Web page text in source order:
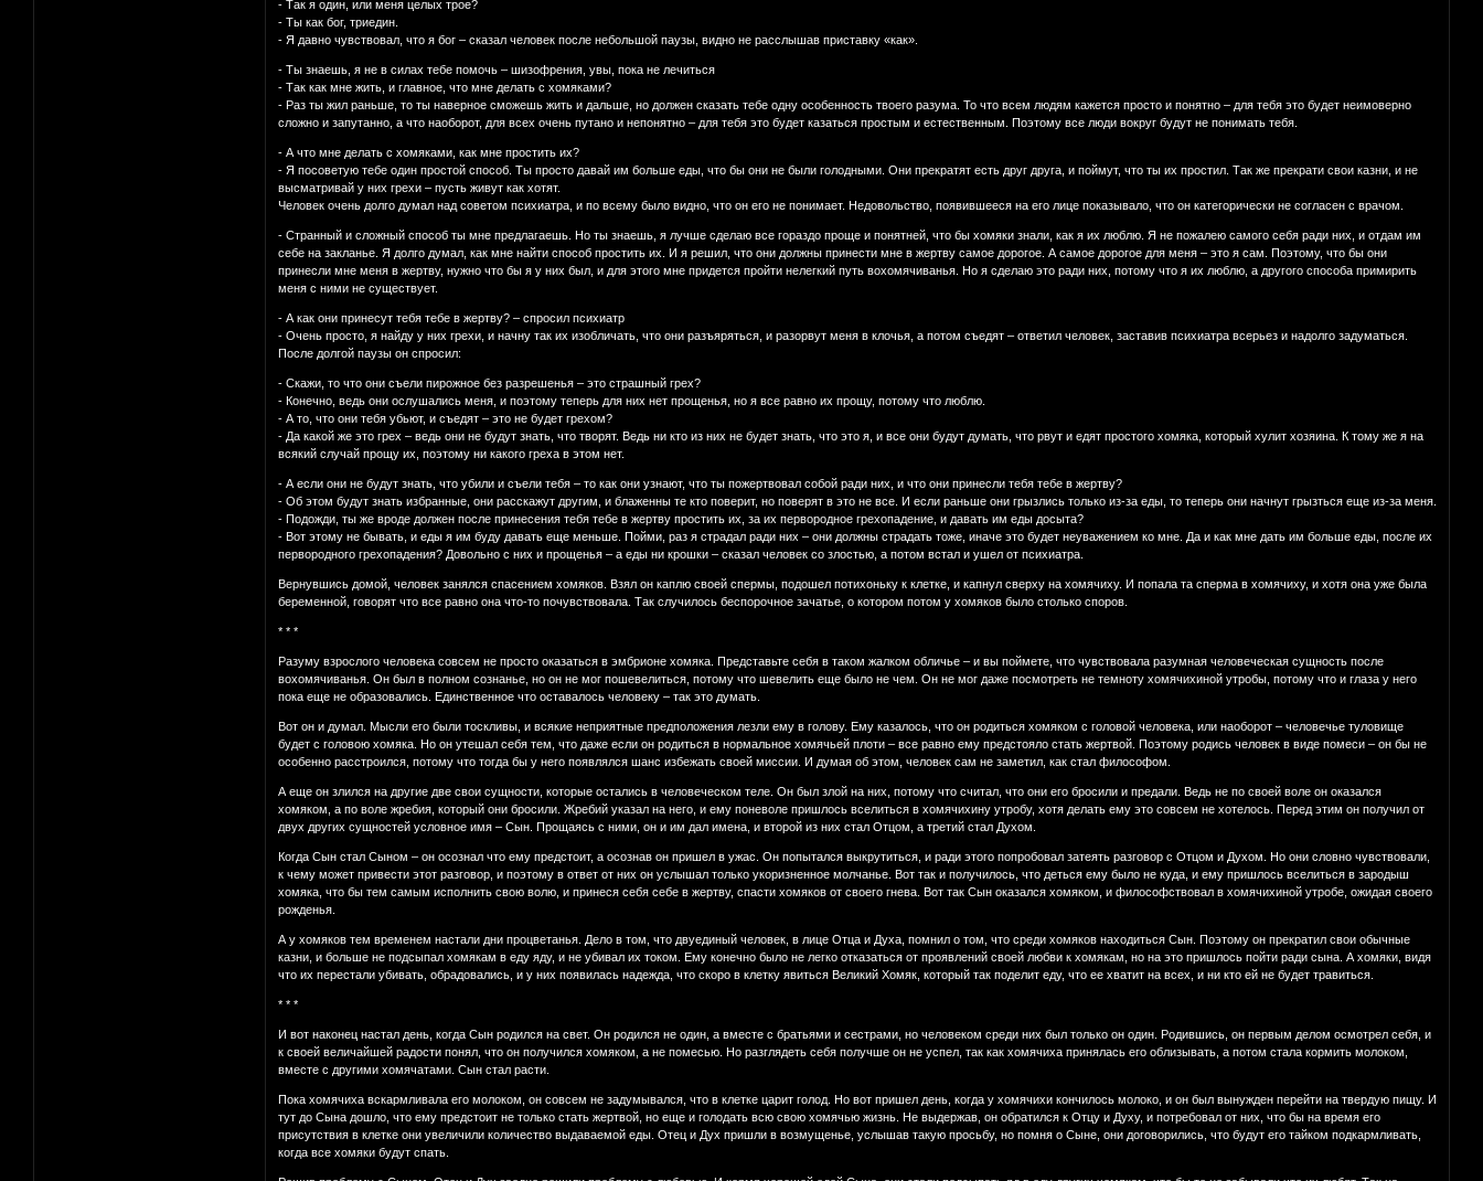
- Так я один, или меня целых трое?
- Ты как бог, триедин.
- Я давно чувствовал, что я бог – сказал человек после небольшой паузы, видно не расслышав приставку «как».
- Ты знаешь, я не в силах тебе помочь – шизофрения, увы, пока не лечиться
- Так как мне жить, и главное, что мне делать с хомяками?
- Раз ты жил раньше, то ты наверное сможешь жить и дальше, но должен сказать тебе одну особенность твоего разума. То что всем людям кажется просто и понятно – для тебя это будет неимоверно
сложно и запутанно, а что наоборот, для всех очень путано и непонятно – для тебя это будет казаться простым и естественным. Поэтому все люди вокруг будут не понимать тебя.
- А что мне делать с хомяками, как мне простить их?
- Я посоветую тебе один простой способ. Ты просто давай им больше еды, что бы они не были голодными. Они прекратят есть друг друга, и поймут, что ты их простил. Так же прекрати свои казни, и не
высматривай у них грехи – пусть живут как хотят.
Человек очень долго думал над советом психиатра, и по всему было видно, что он его не понимает. Недовольство, появившееся на его лице показывало, что он категорически не согласен с врачом.
- Странный и сложный способ ты мне предлагаешь. Но ты знаешь, я лучше сделаю все гораздо проще и понятней, что бы хомяки знали, как я их люблю. Я не пожалею самого себя ради них, и отдам им
себе на закланье. Я долго думал, как мне найти способ простить их. И я решил, что они должны принести мне в жертву самое дорогое. А самое дорогое для меня – это я сам. Поэтому, что бы они
принесли мне меня в жертву, нужно что бы я у них был, и для этого мне придется пройти нелегкий путь вохомячиванья. Но я сделаю это ради них, потому что я их люблю, а другого способа примирить
меня с ними не существует.
- А как они принесут тебя тебе в жертву? – спросил психиатр
- Очень просто, я найду у них грехи, и начну так их изобличать, что они разъяряться, и разорвут меня в клочья, а потом съедят – ответил человек, заставив психиатра всерьез и надолго задуматься.
После долгой паузы он спросил:
- Скажи, то что они съели пирожное без разрешенья – это страшный грех?
- Конечно, ведь они ослушались меня, и поэтому теперь для них нет прощенья, но я все равно их прощу, потому что люблю.
- А то, что они тебя убьют, и съедят – это не будет грехом?
- Да какой же это грех – ведь они не будут знать, что творят. Ведь ни кто из них не будет знать, что это я, и все они будут думать, что рвут и едят простого хомяка, который хулит хозяина. К тому же я на
всякий случай прощу их, поэтому ни какого греха в этом нет.
- А если они не будут знать, что убили и съели тебя – то как они узнают, что ты пожертвовал собой ради них, и что они принесли тебя тебе в жертву?
- Об этом будут знать избранные, они расскажут другим, и блаженны те кто поверит, но поверят в это не все. И если раньше они грызлись только из-за еды, то теперь они начнут грызться еще из-за меня.
- Подожди, ты же вроде должен после принесения тебя тебе в жертву простить их, за их первородное грехопадение, и давать им еды досыта?
- Вот этому не бывать, и еды я им буду давать еще меньше. Пойми, раз я страдал ради них – они должны страдать тоже, иначе это будет неуважением ко мне. Да и как мне дать им больше еды, после их
первородного грехопадения? Довольно с них и прощенья – а еды ни крошки – сказал человек со злостью, а потом встал и ушел от психиатра.
Вернувшись домой, человек занялся спасением хомяков. Взял он каплю своей спермы, подошел потихоньку к клетке, и капнул сверху на хомячиху. И попала та сперма в хомячиху, и хотя она уже была
беременной, говорят что все равно она что-то почувствовала. Так случилось беспорочное зачатье, о котором потом у хомяков было столько споров.
* * *
Разуму взрослого человека совсем не просто оказаться в эмбрионе хомяка. Представьте себя в таком жалком обличье – и вы поймете, что чувствовала разумная человеческая сущность после
вохомячиванья. Он был в полном сознанье, но он не мог пошевелиться, потому что шевелить еще было не чем. Он не мог даже посмотреть не темноту хомячихиной утробы, потому что и глаза у него
пока еще не образовались. Единственное что оставалось человеку – так это думать.
Вот он и думал. Мысли его были тоскливы, и всякие неприятные предположения лезли ему в голову. Ему казалось, что он родиться хомяком с головой человека, или наоборот – человечье туловище
будет с головою хомяка. Но он утешал себя тем, что даже если он родиться в нормальное хомячьей плоти – все равно ему предстояло стать жертвой. Поэтому родись человек в виде помеси – он бы не
особенно расстроился, потому что тогда бы у него появлялся шанс избежать своей миссии. И думая об этом, человек сам не заметил, как стал философом.
А еще он злился на другие две свои сущности, которые остались в человеческом теле. Он был злой на них, потому что считал, что они его бросили и предали. Ведь не по своей воле он оказался
хомяком, а по воле жребия, который они бросили. Жребий указал на него, и ему поневоле пришлось вселиться в хомячихину утробу, хотя делать ему это совсем не хотелось. Перед этим он получил от
двух других сущностей условное имя – Сын. Прощаясь с ними, он и им дал имена, и второй из них стал Отцом, а третий стал Духом.
Когда Сын стал Сыном – он осознал что ему предстоит, а осознав он пришел в ужас. Он попытался выкрутиться, и ради этого попробовал затеять разговор с Отцом и Духом. Но они словно чувствовали,
к чему может привести этот разговор, и поэтому в ответ от них он услышал только укоризненное молчанье. Вот так и получилось, что деться ему было не куда, и ему пришлось вселиться в зародыш
хомяка, что бы тем самым исполнить свою волю, и принеся себя себе в жертву, спасти хомяков от своего гнева. Вот так Сын оказался хомяком, и философствовал в хомячихиной утробе, ожидая своего
рожденья.
А у хомяков тем временем настали дни процветанья. Дело в том, что двуединый человек, в лице Отца и Духа, помнил о том, что среди хомяков находиться Сын. Поэтому он прекратил свои обычные
казни, и больше не подсыпал хомякам в еду яду, и не убивал их током. Ему конечно было не легко отказаться от проявлений своей любви к хомякам, но на это пришлось пойти ради сына. А хомяки, видя
что их перестали убивать, обрадовались, и у них появилась надежда, что скоро в клетку явиться Великий Хомяк, который так поделит еду, что ее хватит на всех, и ни кто ей не будет травиться.
* * *
И вот наконец настал день, когда Сын родился на свет. Он родился не один, а вместе с братьями и сестрами, но человеком среди них был только он один. Родившись, он первым делом осмотрел себя, и
к своей величайшей радости понял, что он получился хомяком, а не помесью. Но разглядеть себя получше он не успел, так как хомячиха принялась его облизывать, а потом стала кормить молоком,
вместе с другими хомячатами. Сын стал расти.
Пока хомячиха вскармливала его молоком, он совсем не задумывался, что в клетке царит голод. Но вот пришел день, когда у хомячихи кончилось молоко, и он был вынужден перейти на твердую пищу. И
тут до Сына дошло, что ему предстоит не только стать жертвой, но еще и голодать всю свою хомячью жизнь. Не выдержав, он обратился к Отцу и Духу, и потребовал от них, что бы на время его
присутствия в клетке они увеличили количество выдаваемой еды. Отец и Дух пришли в возмущенье, услышав такую просьбу, но помня о Сыне, они договорились, что будут его тайком подкармливать,
когда все хомяки будут спать.